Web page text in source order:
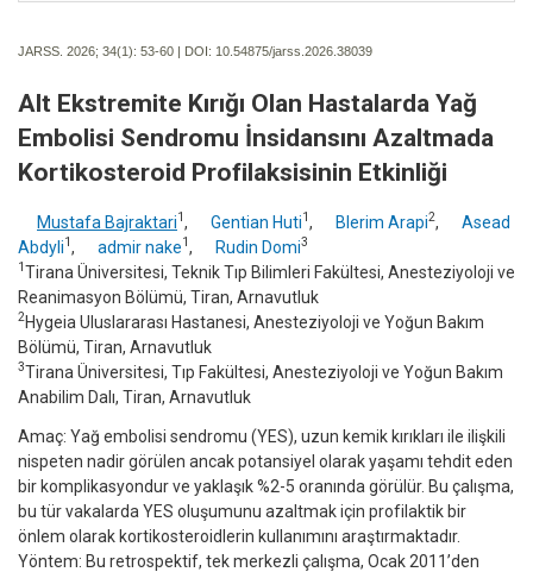
JARSS. 2026; 34(1): 53-60 | DOI: 10.54875/jarss.2026.38039
Alt Ekstremite Kırığı Olan Hastalarda Yağ
Embolisi Sendromu İnsidansını Azaltmada
Kortikosteroid Profilaksisinin Etkinliği
Mustafa Bajraktari1 , Gentian Huti1 , Blerim Arapi2,
Asead
Abdyli1 , admir nake1 , Rudin Domi3
1 Tirana Üniversitesi, Teknik Tıp Bilimleri Fakültesi, Anesteziyoloji ve
Reanimasyon Bölümü, Tiran, Arnavutluk
2Hygeia Uluslararası Hastanesi, Anesteziyoloji ve Yoğun Bakım
Bölümü, Tiran, Arnavutluk
3Tirana Üniversitesi, Tıp Fakültesi, Anesteziyoloji ve Yoğun Bakım
Anabilim Dalı, Tiran, Arnavutluk
Amaç: Yağ embolisi sendromu (YES), uzun kemik kırıkları ile ilişkili
nispeten nadir görülen ancak potansiyel olarak yaşamı tehdit eden
bir komplikasyondur ve yaklaşık %2-5 oranında görülür. Bu çalışma,
bu tür vakalarda YES oluşumunu azaltmak için profilaktik bir
önlem olarak kortikosteroidlerin kullanımını araştırmaktadır.
Yöntem: Bu retrospektif, tek merkezli çalışma, Ocak 2011’den